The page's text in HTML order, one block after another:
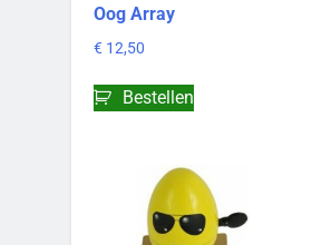
Oog Array
€ 12,50
Bestellen